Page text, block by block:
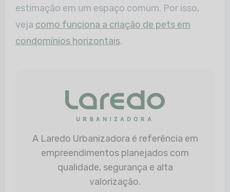
estimação em um espaço comum. Por isso,
veja como funciona a criação de pets em
condomínios horizontais.
A Laredo Urbanizadora é referência em
empreendimentos planejados com
qualidade, segurança e alta
valorização.